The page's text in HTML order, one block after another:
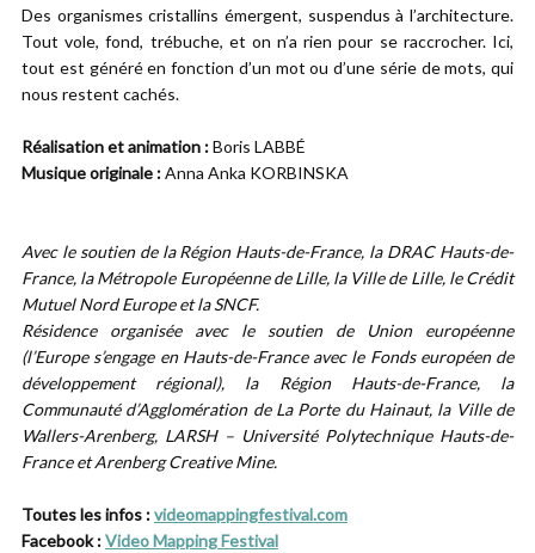
Des organismes cristallins émergent, suspendus à l’architecture.
Tout vole, fond, trébuche, et on n’a rien pour se raccrocher. Ici,
tout est généré en fonction d’un mot ou d’une série de mots, qui
nous restent cachés.
Réalisation et animation :Boris LABBÉ
Musique originale :Anna Anka KORBINSKA
Avec le soutien de la Région Hauts-de-France, la DRAC Hauts-de-
France, la Métropole Européenne de Lille, la Ville de Lille, le Crédit
Mutuel Nord Europe et la SNCF.
Résidence organisée avec le soutien de Union européenne
(l’Europe s’engage en Hauts-de-France avec le Fonds européen de
développement régional), la Région Hauts-de-France, la
Communauté d’Agglomération de La Porte du Hainaut, la Ville de
Wallers-Arenberg, LARSH – Université Polytechnique Hauts-de-
France et Arenberg Creative Mine.
Toutes les infos :videomappingfestival.com
Facebook :Video Mapping Festival